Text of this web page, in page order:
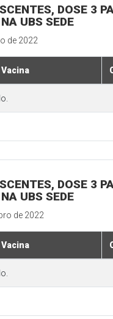
DOSE 3
UBS SEDE
de 2022
Vacina
DOSE 3
UBS SEDE
de 2022
Vacina